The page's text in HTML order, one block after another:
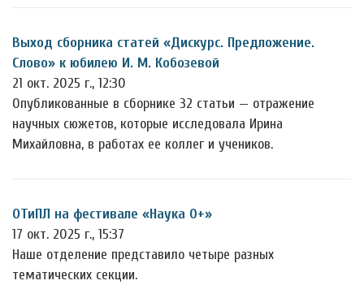
Выход сборника статей «Дискурс. Предложение.
Слово» к юбилею И. М. Кобозевой
21 окт. 2025 г., 12:30
Опубликованные в сборнике 32 статьи — отражение
научных сюжетов, которые исследовала Ирина
Михайловна, в работах ее коллег и учеников.
ОТиПЛ на фестивале «Наука 0+»
17 окт. 2025 г., 15:37
Наше отделение представило четыре разных
тематических секции.